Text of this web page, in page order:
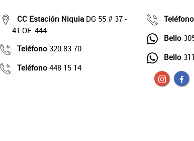
CC Estación NiquiaDG 55 # 37 -
41 OF. 444
Teléfono320 83 70
Teléfono448 15 14
Teléfono
Bello
Bello